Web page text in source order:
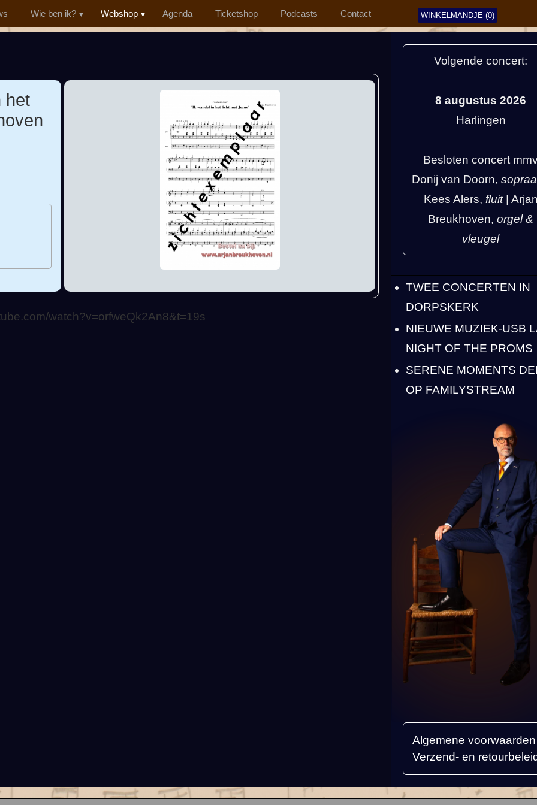
Wie ben ik? Webshop Agenda Ticketshop Podcasts Contact WINKELMANDJE (0)
Volgende concert:
8 augustus 2026
Harlingen
Besloten concert
Donij van Doorn,
Kees Alers, fluit|
Breukhoven, orgel &
vleugel
TWEE CONCERTEN IN
DORPSKERK
NIEUWE MUZIEK-USB
NIGHT OF THE PROMS
SERENE MOMENTS
OP FAMILYSTREAM
Algemene voorwaarden
Verzend- en
het
watch?v=orfweQk2An8&t=19s